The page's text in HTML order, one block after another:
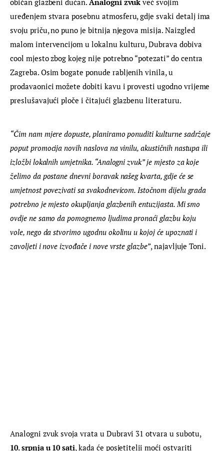
običan glazbeni dućan. Analogni zvuk već svojim
uređenjem stvara posebnu atmosferu, gdje svaki detalj ima
svoju priču, no puno je bitnija njegova misija. Naizgled
malom intervencijom u lokalnu kulturu, Dubrava dobiva
cool mjesto zbog kojeg nije potrebno “potezati” do centra
Zagreba. Osim bogate ponude rabljenih vinila, u
prodavaonici možete dobiti kavu i provesti ugodno vrijeme
preslušavajući ploče i čitajući glazbenu literaturu.
“Čim nam mjere dopuste, planiramo ponuditi kulturne sadržaje
poput promocija novih naslova na vinilu, akustičnih nastupa ili
izložbi lokalnih umjetnika. “Analogni zvuk” je mjesto za koje
želimo da postane dnevni boravak našeg kvarta, gdje će se
umjetnost povezivati sa svakodnevicom. Istočnom dijelu grada
potrebno je mjesto okupljanja glazbenih entuzijasta. Mi smo
ovdje ne samo da pomognemo ljudima pronaći glazbu koju
vole, nego da stvorimo ugodnu okolinu u kojoj će upoznati i
zavoljeti i nove izvođače i nove vrste glazbe”, najavljuje Toni.
Analogni zvuk svoja vrata u Dubravi 31 otvara u subotu,
10. srpnja u 10 sati, kada će posjetitelji moći ostvariti